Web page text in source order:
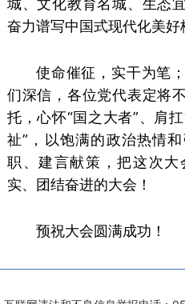
城、文化教育名城、生态
奋力谱写中国式现代化美好
使命催征，实干为笔
们深信，各位党代表定将
托，心怀“国之大者”、肩
祉”，以饱满的政治热情
职、建言献策，把这次
实、团结奋进的大会！
预祝大会圆满成功！